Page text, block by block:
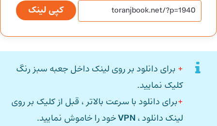
کپی لینک
+ برای دانلود بر روی لینک داخل جعبه سبز رنگ
کلیک نمایید.
+برای دانلود با سرعت بالاتر ، قبل از کلیک بر روی
لینک دانلود ، VPNخود را خاموش نمایید.